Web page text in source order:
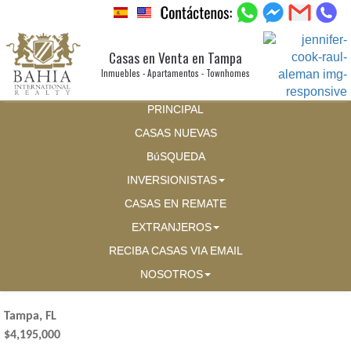
Casas en Venta en Tampa
Inmuebles - Apartamentos - Townhomes
PRINCIPAL
CASAS NUEVAS
BúSQUEDA
INVERSIONISTAS
CASAS EN REMATE
EXTRANJEROS
RECIBA CASAS VIA EMAIL
NOSOTROS
Tampa, FL
$4,195,000